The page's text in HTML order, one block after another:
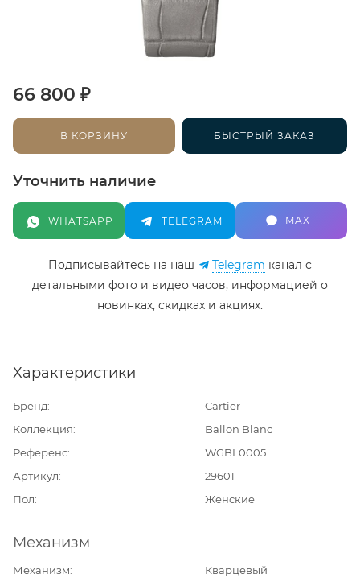
66 800 ₽
В КОРЗИНУ БЫСТРЫЙ ЗАКАЗ
Уточнить наличие
WHATSAPP TELEGRAM MAX
Подписывайтесь на наш Telegram канал c
детальными фото и видео часов, информацией о
новинках, скидках и акциях.
Характеристики
Бренд
Cartier
Коллекция
Ballon Blanc
Референс
WGBL0005
Артикул
29601
Пол
Женские
Механизм
Механизм
Кварцевый